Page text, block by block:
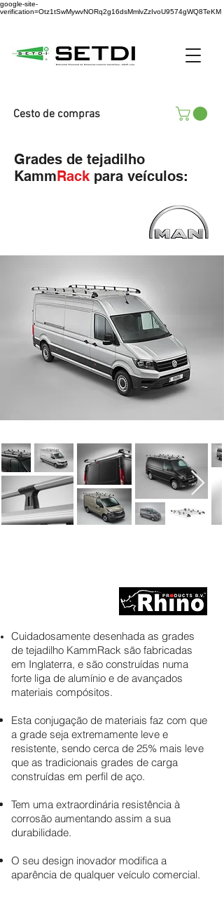
google-site-
verification=Otz1tSwMywvNORq2g16dsMmlvZzIvoU9574gWQ8TeKM
Cesto de compras
Grades de tejadilho
KammRack para veículos:
Cuidadosamente desenhada as grades
de tejadilho KammRack são fabricadas
em Inglaterra, e são construídas numa
forte liga de alumínio e de avançados
materiais compósitos.
Esta conjugação de materiais faz com que
a grade seja extremamente leve e
resistente, sendo cerca de 25% mais leve
que as tradicionais grades de carga
construídas em perfil de aço.
Tem uma extraordinária resistência à
corrosão aumentando assim a sua
durabilidade.
O seu design inovador modifica a
aparência de qualquer veículo comercial.